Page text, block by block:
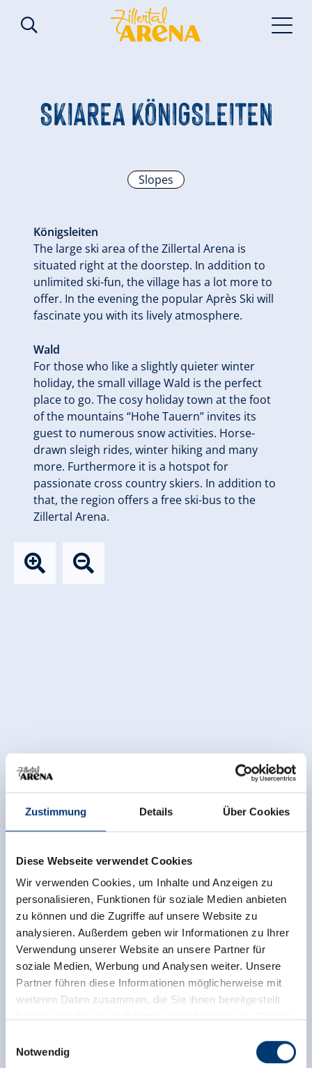
Zustimmung Details Über Cookies
Diese Webseite verwendet Cookies
Wir verwenden Cookies, um Inhalte und Anzeigen zu
personalisieren, Funktionen für soziale Medien anbieten
zu können und die Zugriffe auf unsere Website zu
analysieren. Außerdem geben wir Informationen zu Ihrer
Verwendung unserer Website an unsere Partner für
soziale Medien, Werbung und Analysen weiter. Unsere
Partner führen diese Informationen möglicherweise mit
weiteren Daten zusammen, die Sie ihnen bereitgestellt
Notwendig
SKIAREA KÖNIGSLEITEN
Slopes
Königsleiten
The large ski area of the Zillertal Arena is
situated right at the doorstep. In addition to
unlimited ski-fun, the village has a lot more to
offer. In the evening the popular Après Ski will
fascinate you with its lively atmosphere.
Wald
For those who like a slightly quieter winter
holiday, the small village Wald is the perfect
place to go. The cosy holiday town at the foot
of the mountains “Hohe Tauern” invites its
guest to numerous snow activities. Horse-
drawn sleigh rides, winter hiking and many
more. Furthermore it is a hotspot for
passionate cross country skiers. In addition to
that, the region offers a free ski-bus to the
Zillertal Arena.